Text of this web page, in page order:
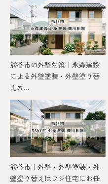
熊谷市の外壁対策｜永森建設
による外壁塗装・外壁塗り替
えガ...
熊谷市｜外壁・外壁塗装・外
壁塗り替えはフジ住宅にお任